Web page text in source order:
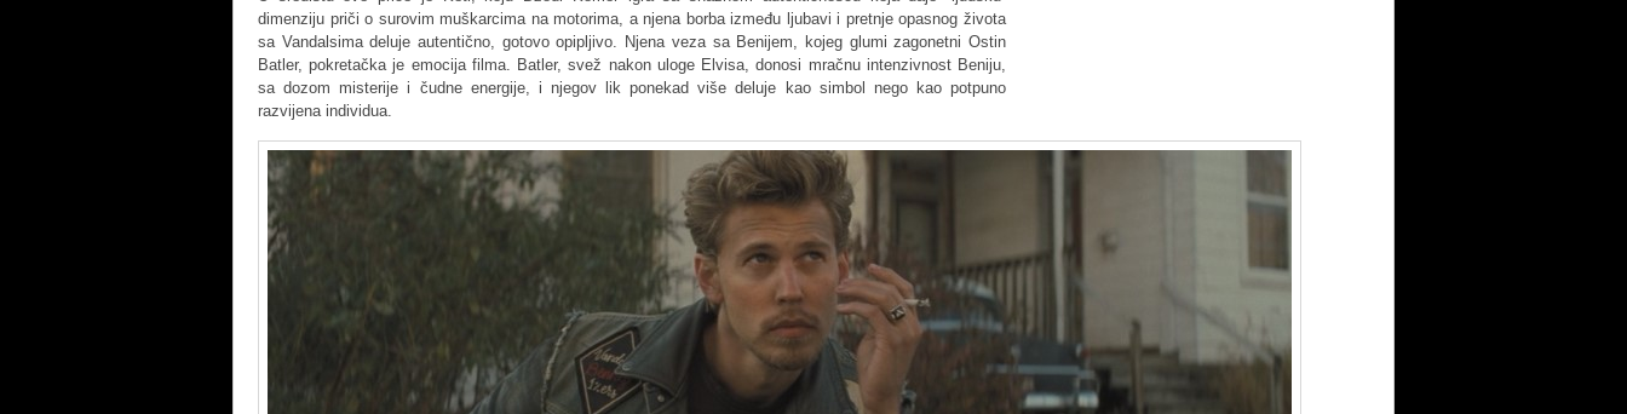
dimenziju priči o surovim muškarcima na motorima, a njena borba između ljubavi i pretnje opasnog života
sa Vandalsima deluje autentično, gotovo opipljivo. Njena veza sa Benijem, kojeg glumi zagonetni Ostin
Batler, pokretačka je emocija filma. Batler, svež nakon uloge Elvisa, donosi mračnu intenzivnost Beniju,
sa dozom misterije i čudne energije, i njegov lik ponekad više deluje kao simbol nego kao potpuno
razvijena individua.